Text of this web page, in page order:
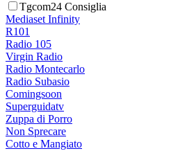
Tgcom24 Consiglia
Mediaset Infinity
R101
Radio 105
Virgin Radio
Radio Montecarlo
Radio Subasio
Comingsoon
Superguidatv
Zuppa di Porro
Non Sprecare
Cotto e Mangiato